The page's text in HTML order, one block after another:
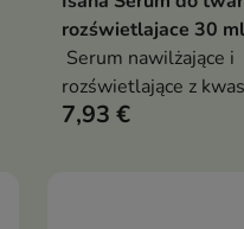
Dodaj do
rozświetlajace 30 ml
Serum nawilżające i
rozświetlające z
hialuronowym, olejem
7,93 €